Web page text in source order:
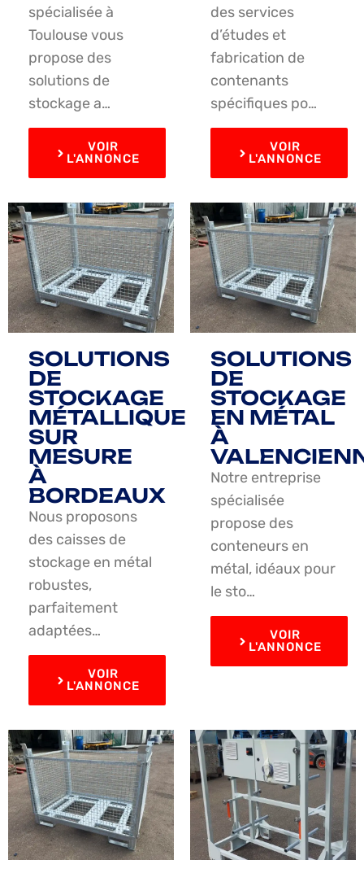
spécialisée à
Toulouse vous
propose des
solutions de
stockage a…
VOIR
L'ANNONCE
des services
d’études et
fabrication de
contenants
spécifiques po…
VOIR
L'ANNONCE
SOLUTIONS
DE
STOCKAGE
MÉTALLIQUE
SUR
MESURE
À
BORDEAUX
Nous proposons
des caisses de
stockage en métal
robustes,
parfaitement
adaptées…
VOIR
L'ANNONCE
SOLUTIONS
DE
STOCKAGE
EN MÉTAL
À
Notre entreprise
spécialisée
propose des
conteneurs en
métal, idéaux pour
le sto…
VOIR
L'ANNONCE